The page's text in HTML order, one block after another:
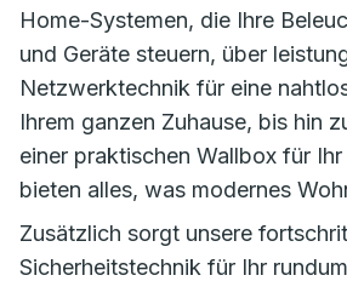
Home-Systemen, die Ihre
und Geräte steuern, über
Netzwerktechnik für eine
Ihrem ganzen Zuhause, bis hin
einer praktischen Wallbox für
bieten alles, was modernes
Zusätzlich sorgt unsere
Sicherheitstechnik für Ihr